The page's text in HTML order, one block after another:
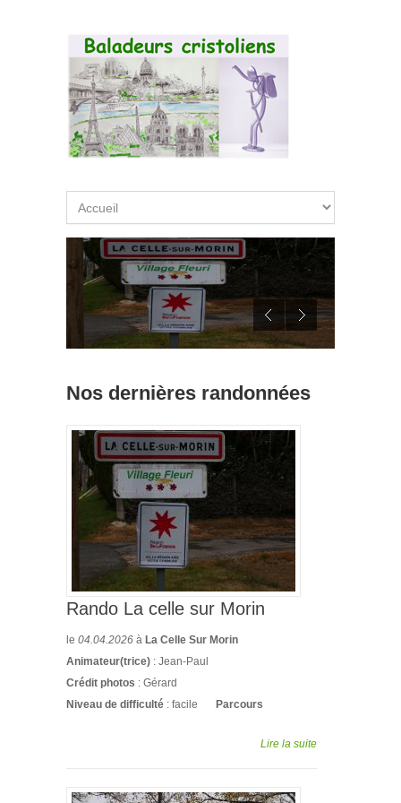
Nos dernières randonnées
Rando La celle sur Morin
le 04.04.2026 à La Celle Sur Morin
Animateur(trice) : Jean-Paul
Crédit photos : Gérard
Niveau de difficulté : facile Parcours
Lire la suite